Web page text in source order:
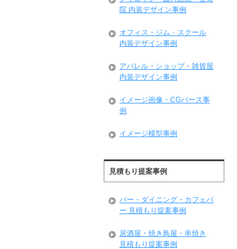
院 内装デザイン事例
オフィス・ジム・スクール
内装デザイン事例
アパレル・ショップ・雑貨屋
内装デザイン事例
イメージ画像・CGパース事
例
イメージ模型事例
見積もり提案事例
バー・ダイニング・カフェバ
ー 見積もり提案事例
居酒屋・焼き鳥屋・串焼き
見積もり提案事例